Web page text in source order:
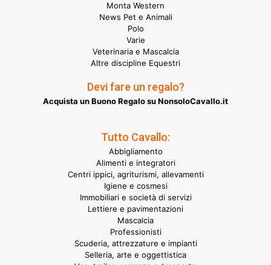
Monta Western
News Pet e Animali
Polo
Varie
Veterinaria e Mascalcia
Altre discipline Equestri
Devi fare un regalo?
Acquista un Buono Regalo su NonsoloCavallo.it
Tutto Cavallo:
Abbigliamento
Alimenti e integratori
Centri ippici, agriturismi, allevamenti
Igiene e cosmesi
Immobiliari e società di servizi
Lettiere e pavimentazioni
Mascalcia
Professionisti
Scuderia, attrezzature e impianti
Selleria, arte e oggettistica